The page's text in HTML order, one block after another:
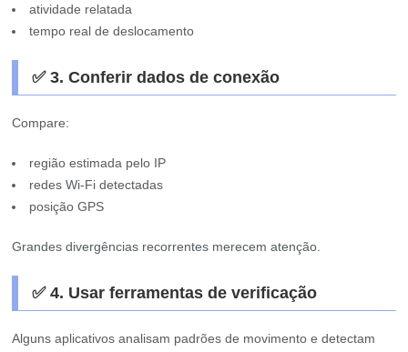
atividade relatada
tempo real de deslocamento
✅ 3. Conferir dados de conexão
Compare:
região estimada pelo IP
redes Wi-Fi detectadas
posição GPS
Grandes divergências recorrentes merecem atenção.
✅ 4. Usar ferramentas de verificação
Alguns aplicativos analisam padrões de movimento e detectam